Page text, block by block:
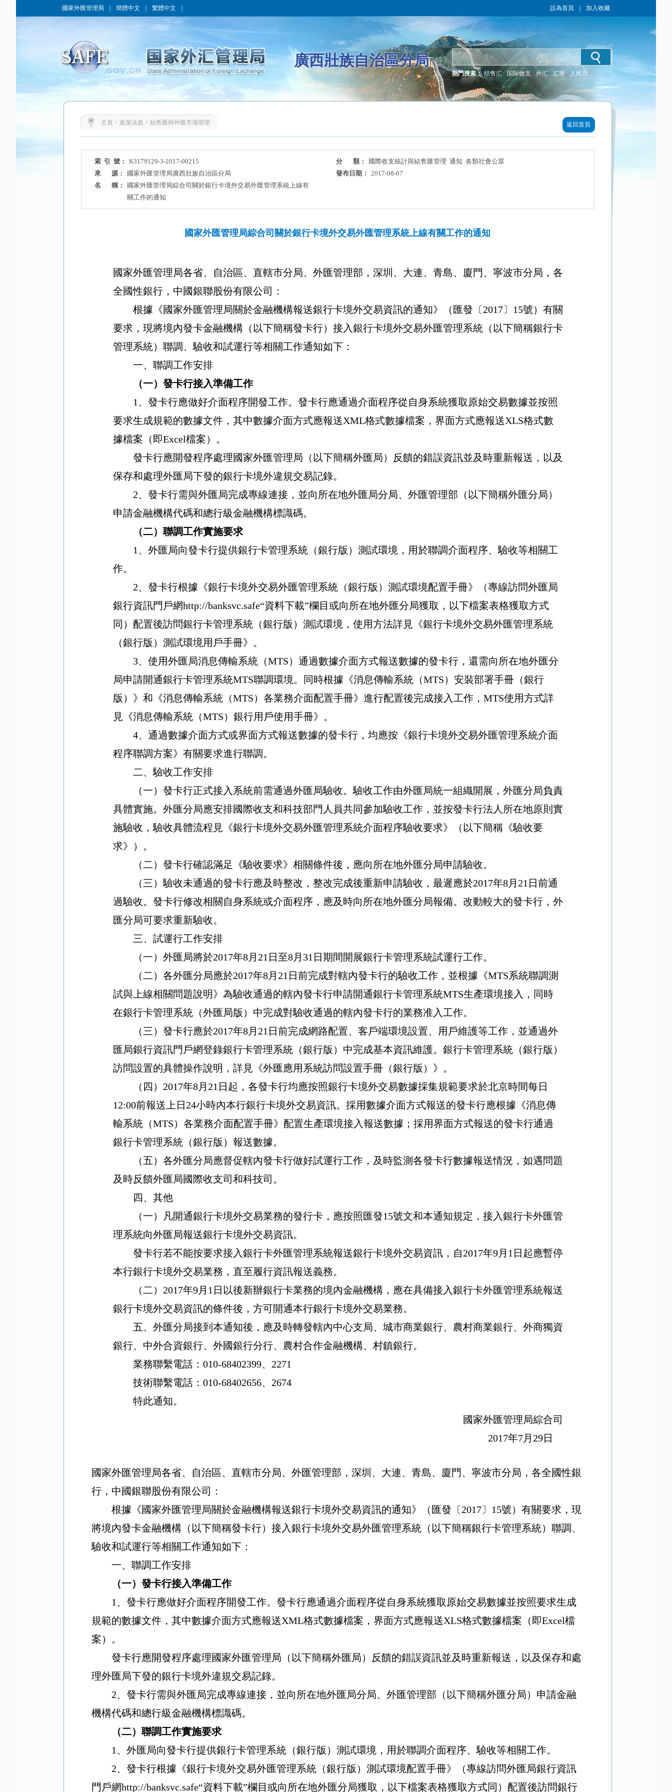
國家外匯管理局 簡體中文 繁體中文 設為首頁 加入收藏
廣西壯族自治區分局
熱門搜索： 结售汇 国际收支 外汇 汇率 人民币
主頁 > 政策法規 > 結售匯與外匯市場管理 返回首頁
索 引 號： K3179129-3-2017-00215 分 類：
國際收支統計與結售匯管理 通知 各類社會公眾
來 源：
國家外匯管理局廣西壯族自治區分局 發布日期：
2017-08-07
名 稱：
國家外匯管理局綜合司關於銀行卡境外交易外匯管理系統上線有
關工作的通知
國家外匯管理局綜合司關於銀行卡境外交易外匯管理系統上線有關工作的通知
國家外匯管理局各省、自治區、直轄市分局、外匯管理部，深圳、大連、青島、廈門、寧波市分局，各
全國性銀行，中國銀聯股份有限公司：
根據《國家外匯管理局關於金融機構報送銀行卡境外交易資訊的通知》（匯發〔2017〕 15號）有關
要求，現將境內發卡金融機構（以下簡稱發卡行）接入銀行卡境外交易外匯管理系統（以下簡稱銀行卡
管理系統）聯調、驗收和試運行等相關工作通知如下：
一、聯調工作安排
（一）發卡行接入準備工作
1 、發卡行應做好介面程序開發工作。發卡行應通過介面程序從自身系統獲取原始交易數據並按照
要求生成規範的數據文件，其中數據介面方式應報送XML格式數據檔案，界面方式應報送XLS格式數
據檔案（即Excel檔案）。
發卡行應開發程序處理國家外匯管理局（以下簡稱外匯局）反饋的錯誤資訊並及時重新報送，以及
保存和處理外匯局下發的銀行卡境外違規交易記錄。
2、發卡行需與外匯局完成專線連接，並向所在地外匯局分局、外匯管理部（以下簡稱外匯分局）
申請金融機構代碼和總行級金融機構標識碼。
（二）聯調工作實施要求
1 、外匯局向發卡行提供銀行卡管理系統（銀行版）測試環境，用於聯調介面程序、驗收等相關工
作。
2、發卡行根據《銀行卡境外交易外匯管理系統（銀行版）測試環境配置手冊》（專線訪問外匯局
銀行資訊門戶網http://banksvc.safe“資料下載”欄目或向所在地外匯分局獲取，以下檔案表格獲取方式
同）配置後訪問銀行卡管理系統（銀行版）測試環境，使用方法詳見《銀行卡境外交易外匯管理系統
（銀行版）測試環境用戶手冊》。
3、使用外匯局消息傳輸系統（MTS）通過數據介面方式報送數據的發卡行，還需向所在地外匯分
局申請開通銀行卡管理系統MTS聯調環境。同時根據《消息傳輸系統（MTS）安裝部署手冊（銀行
版）》和《消息傳輸系統（MTS）各業務介面配置手冊》進行配置後完成接入工作， MTS使用方式詳
見《消息傳輸系統（MTS）銀行用戶使用手冊》。
4、通過數據介面方式或界面方式報送數據的發卡行，均應按《銀行卡境外交易外匯管理系統介面
程序聯調方案》有關要求進行聯調。
二、驗收工作安排
（一）發卡行正式接入系統前需通過外匯局驗收。驗收工作由外匯局統一組織開展，外匯分局負責
具體實施。外匯分局應安排國際收支和科技部門人員共同參加驗收工作，並按發卡行法人所在地原則實
施驗收，驗收具體流程見《銀行卡境外交易外匯管理系統介面程序驗收要求》（以下簡稱《驗收要
求》）。
（二）發卡行確認滿足《驗收要求》相關條件後，應向所在地外匯分局申請驗收。
（三）驗收未通過的發卡行應及時整改，整改完成後重新申請驗收，最遲應於2017年8月 21 日前通
過驗收。發卡行修改相關自身系統或介面程序，應及時向所在地外匯分局報備。改動較大的發卡行，外
匯分局可要求重新驗收。
三、試運行工作安排
（一）外匯局將於2017年8月 21 日至8月 31 日期間開展銀行卡管理系統試運行工作。
（二）各外匯分局應於2017年8月 21 日前完成對轄內發卡行的驗收工作，並根據《MTS系統聯調測
試與上線相關問題說明》為驗收通過的轄內發卡行申請開通銀行卡管理系統MTS生產環境接入，同時
在銀行卡管理系統（外匯局版）中完成對驗收通過的轄內發卡行的業務准入工作。
（三）發卡行應於2017年8月 21 日前完成網路配置、客戶端環境設置、用戶維護等工作，並通過外
匯局銀行資訊門戶網登錄銀行卡管理系統（銀行版）中完成基本資訊維護。銀行卡管理系統（銀行版）
訪問設置的具體操作說明，詳見《外匯應用系統訪問設置手冊（銀行版）》。
（四） 2017年8月 21 日起，各發卡行均應按照銀行卡境外交易數據採集規範要求於北京時間每日
12:00前報送上日 24小時內本行銀行卡境外交易資訊。採用數據介面方式報送的發卡行應根據 《消息傳
輸系統（MTS）各業務介面配置手冊》配置生產環境接入報送數據；採用界面方式報送的發卡行通過
銀行卡管理系統（銀行版）報送數據。
（五） 各外匯分局應督促轄內發卡行做好試運行工作，及時監測各發卡行數據報送情況，如遇問題
及時反饋外匯局國際收支司和科技司。
四、其他
（一）凡開通銀行卡境外交易業務的發行卡，應按照匯發15號文和本通知規定，接入銀行卡外匯管
理系統向外匯局報送銀行卡境外交易資訊。
發卡行若不能按要求接入銀行卡外匯管理系統報送銀行卡境外交易資訊，自2017年9月 1 日起應暫停
本行銀行卡境外交易業務，直至履行資訊報送義務。
（二） 2017年9月 1 日以後新辦銀行卡業務的境內金融機構，應在具備接入銀行卡外匯管理系統報送
銀行卡境外交易資訊的條件後，方可開通本行銀行卡境外交易業務。
五、 外匯分局接到本通知後，應及時轉發轄內中心支局、城市商業銀行、農村商業銀行、外商獨資
銀行、中外合資銀行、外國銀行分行、農村合作金融機構、村鎮銀行。
業務聯繫電話： 010-68402399、 2271
技術聯繫電話： 010-68402656、 2674
特此通知。
國家外匯管理局綜合司
2017年7月 29日
國家外匯管理局各省、自治區、直轄市分局、外匯管理部，深圳、大連、青島、廈門、寧波市分局，各全國性銀
行，中國銀聯股份有限公司：
根據《國家外匯管理局關於金融機構報送銀行卡境外交易資訊的通知》（匯發〔2017〕 15號）有關要求，現
將境內發卡金融機構（以下簡稱發卡行）接入銀行卡境外交易外匯管理系統（以下簡稱銀行卡管理系統）聯調、
驗收和試運行等相關工作通知如下：
一、聯調工作安排
（一）發卡行接入準備工作
1 、發卡行應做好介面程序開發工作。發卡行應通過介面程序從自身系統獲取原始交易數據並按照要求生成
規範的數據文件，其中數據介面方式應報送XML格式數據檔案，界面方式應報送XLS格式數據檔案（即Excel檔
案）。
發卡行應開發程序處理國家外匯管理局（以下簡稱外匯局）反饋的錯誤資訊並及時重新報送，以及保存和處
理外匯局下發的銀行卡境外違規交易記錄。
2、發卡行需與外匯局完成專線連接，並向所在地外匯局分局、外匯管理部（以下簡稱外匯分局）申請金融
機構代碼和總行級金融機構標識碼。
（二）聯調工作實施要求
1 、外匯局向發卡行提供銀行卡管理系統（銀行版）測試環境，用於聯調介面程序、驗收等相關工作。
2、發卡行根據《銀行卡境外交易外匯管理系統（銀行版）測試環境配置手冊》（專線訪問外匯局銀行資訊
門戶網http://banksvc.safe“資料下載”欄目或向所在地外匯分局獲取，以下檔案表格獲取方式同）配置後訪問銀行